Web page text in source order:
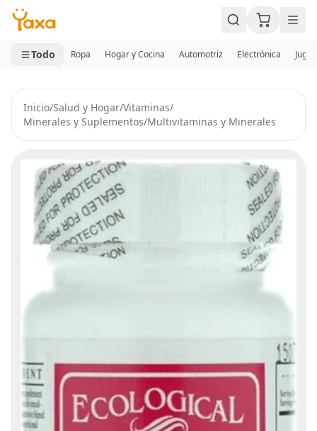
MINI CARRITO
0 productos
Todo Ropa Hogar y Cocina Automotriz Electrónica
Inicio/Salud y Hogar/Vitaminas/
Minerales y Suplementos/Multivitaminas y Minerales